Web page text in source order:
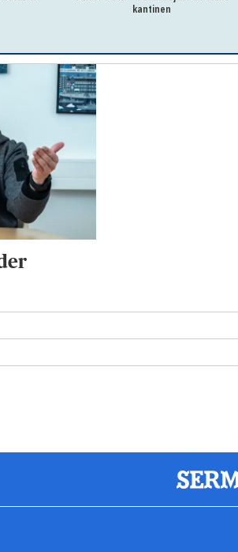
kantinen